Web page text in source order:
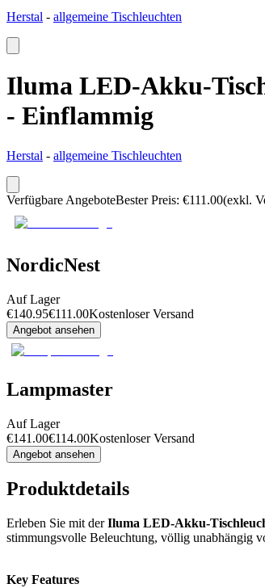
Herstal - allgemeine Tischleuchten
Iluma LED-Akku-
- Einflammig
Herstal - allgemeine Tischleuchten
Verfügbare AngeboteBester Preis: €111.00(exkl.
NordicNest
Auf Lager
€140.95€111.00Kostenloser Versand
Angebot ansehen
Lampmaster
Auf Lager
€141.00€114.00Kostenloser Versand
Angebot ansehen
Produktdetails
Erleben Sie mit derIluma LED-Akku-
stimmungsvolle Beleuchtung, völlig unabhängig
Key Features